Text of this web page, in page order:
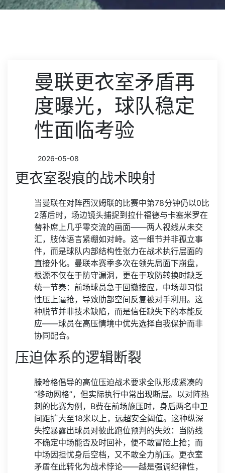
曼联更衣室矛盾再
度曝光，球队稳定
性面临考验
2026-05-08
更衣室裂痕的战术映射
当曼联在对阵西汉姆联的比赛中第78分钟仍以0比
2落后时，场边镜头捕捉到拉什福德与卡塞米罗在
替补席上几乎零交流的画面——两人视线从未交
汇，肢体语言紧绷如对峙。这一细节并非孤立事
件，而是球队内部结构性张力在战术执行层面的
直接外化。曼联本赛季多次在领先局面下崩盘，
根源不仅在于防守漏洞，更在于攻防转换时缺乏
统一节奏：前场球员急于回撤接应，中场却习惯
性压上逼抢，导致肋部空间反复被对手利用。这
种脱节并非技术缺陷，而是信任缺失下的本能反
应——球员在高压情境中优先选择自我保护而非
协同配合。
压迫体系的逻辑断裂
滕哈格倡导的高位压迫战术要求全队形成紧凑的
“移动网格”，但实际执行中常出现断层。以对阵热
刺的比赛为例，B费在前场施压时，身后两名中卫
间距扩大至18米以上，远超安全阈值。这种纵深
失控暴露出球员对彼此跑位预判的失效：当防线
不确定中场能否及时回补，便不敢冒险上抢；而
中场因担忧身后空档，又不敢全力前压。更衣室
矛盾在此转化为战术悖论——越是强调纪律性，